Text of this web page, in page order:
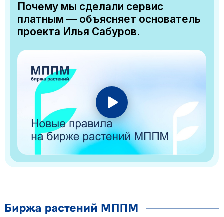
Почему мы сделали сервис
платным — объясняет основатель
проекта Илья Сабуров.